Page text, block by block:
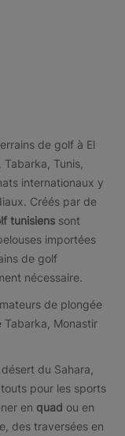
de golf à El
Tunis,
internationaux y
Créés par de
tunisiens sont
importées
de golf
nécessaire.
de plongée
Tabarka, Monastir
du Sahara,
pour les sports
en quad ou en
des traversées en